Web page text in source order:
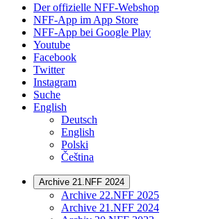
Der offizielle NFF-Webshop
NFF-App im App Store
NFF-App bei Google Play
Youtube
Facebook
Twitter
Instagram
Suche
English
Deutsch
English
Polski
Čeština
Archive 21.NFF 2024
Archive 22.NFF 2025
Archive 21.NFF 2024